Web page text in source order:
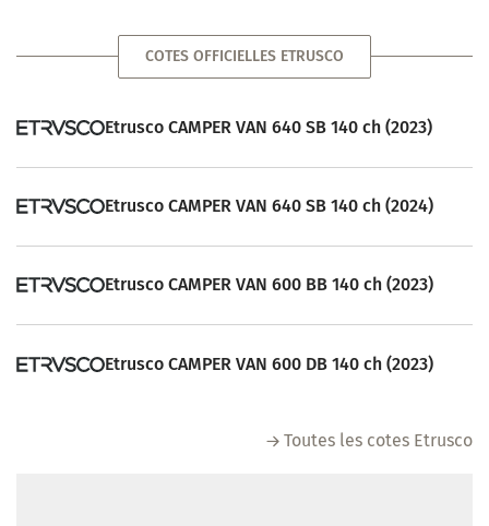
COTES OFFICIELLES ETRUSCO
Etrusco CAMPER VAN 640 SB 140 ch (2023)
Etrusco CAMPER VAN 640 SB 140 ch (2024)
Etrusco CAMPER VAN 600 BB 140 ch (2023)
Etrusco CAMPER VAN 600 DB 140 ch (2023)
Toutes les cotes Etrusco